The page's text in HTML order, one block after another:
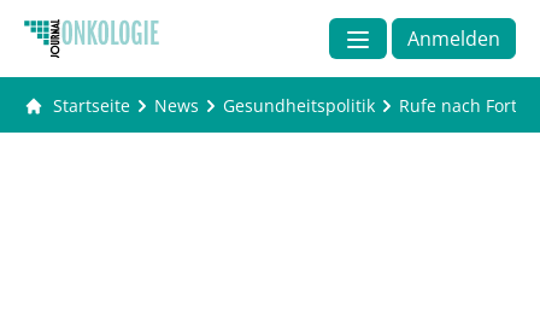
Anmelden
Startseite News Gesundheitspolitik Rufe nach